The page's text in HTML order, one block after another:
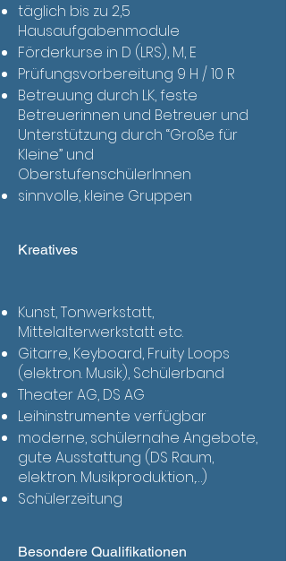
täglich bis zu 2,5
Hausaufgabenmodule
Förderkurse in D (LRS), M, E
Prüfungsvorbereitung 9 H / 10 R
Betreuung durch LK, feste
Betreuerinnen und Betreuer und
Unterstützung durch “Große für
Kleine” und
OberstufenschülerInnen
sinnvolle, kleine Gruppen
Kreatives
Kunst, Tonwerkstatt,
Mittelalterwerkstatt etc.
Gitarre, Keyboard, Fruity Loops
(elektron. Musik), Schülerband
Theater AG, DS AG
Leihinstrumente verfügbar
moderne, schülernahe Angebote,
gute Ausstattung (DS Raum,
elektron. Musikproduktion,…)
Schülerzeitung
Besondere Qualifikationen